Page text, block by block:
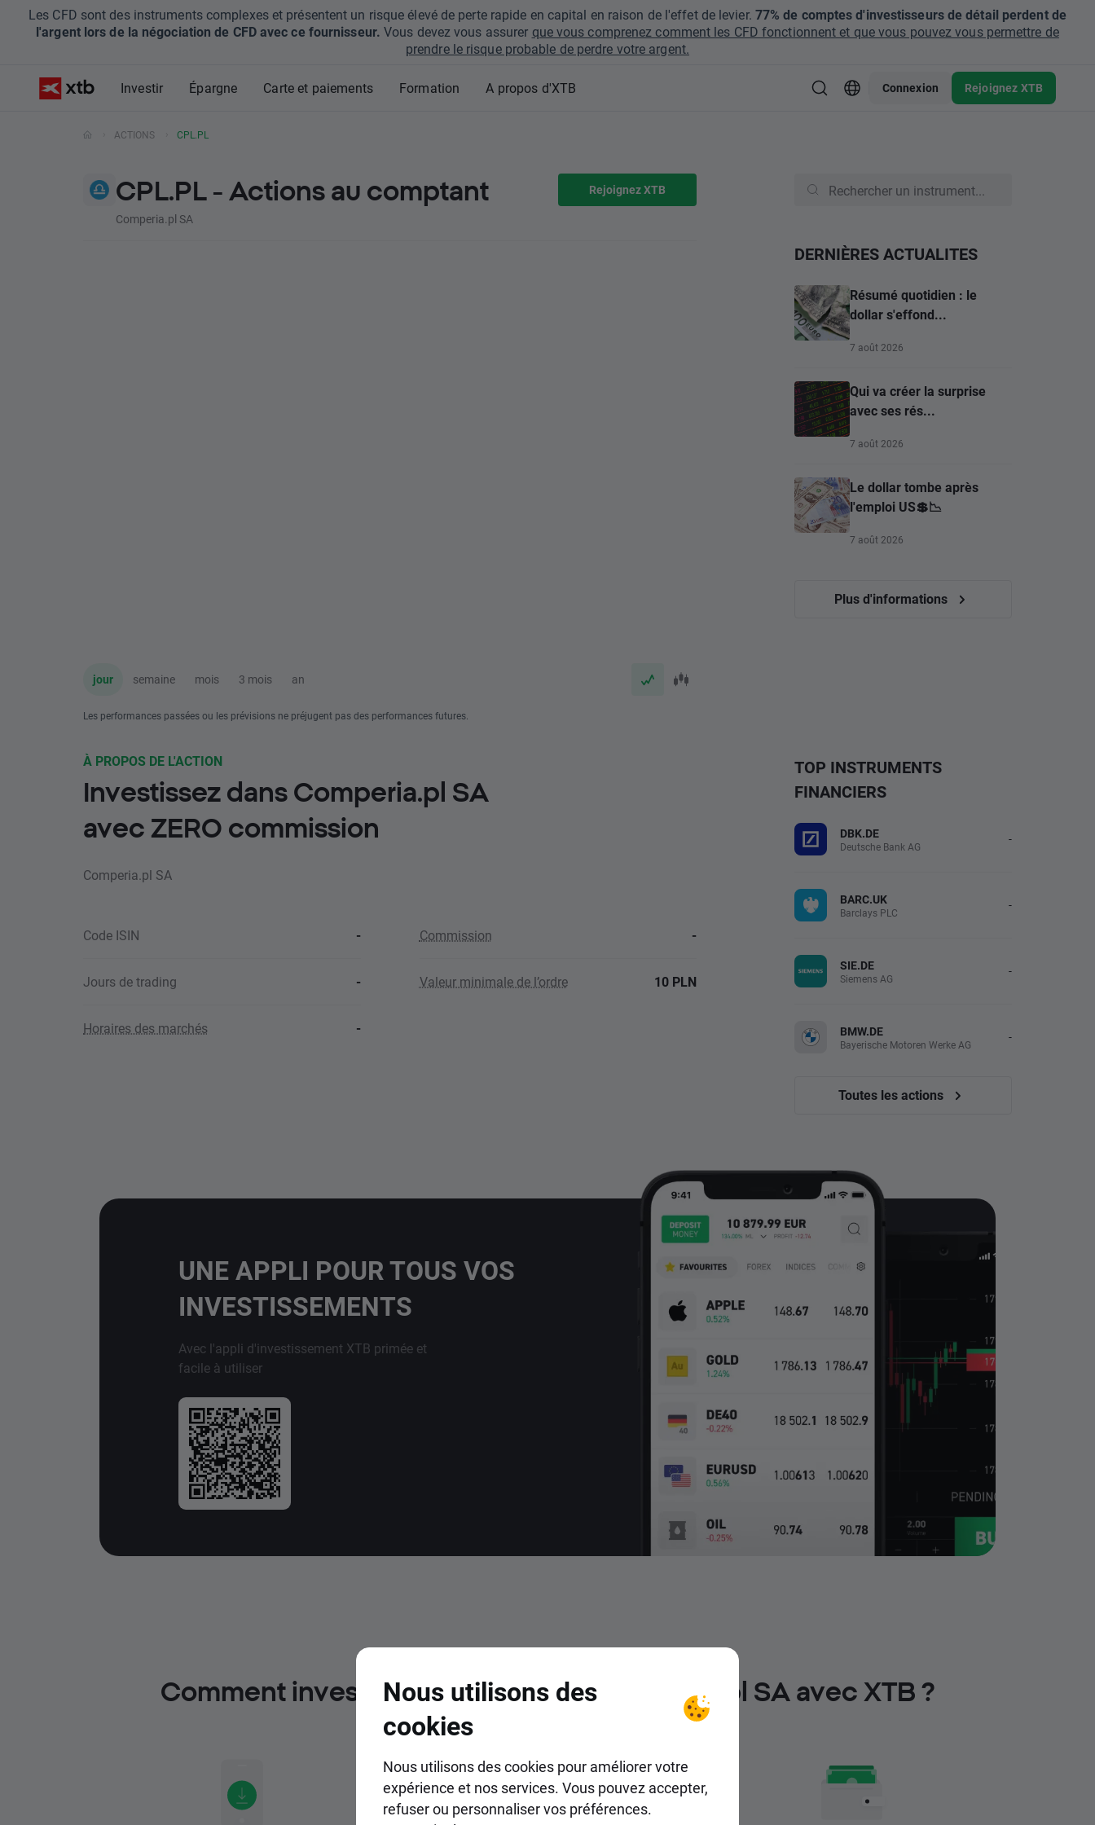
Les CFD sont des instruments complexes et présentent un risque élevé de perte rapide en capital en raison de l'effet de levier. 77% de comptes d'investisseurs de détail perdent de
l'argent lors de la négociation de CFD avec ce fournisseur. Vous devez vous assurer que vous comprenez comment les CFD fonctionnent et que vous pouvez vous permettre de
prendre le risque probable de perdre votre argent.
Investir Épargne Carte et paiements Formation A propos d'XTB Connexion Rejoignez XTB
ACTIONS CPL.PL
CPL.PL - Actions au comptant
Comperia.pl SA
Rejoignez XTB
jour semaine mois 3 mois an
Les performances passées ou les prévisions ne préjugent pas des performances futures.
DERNIÈRES ACTUALITES
Résumé quotidien : le
dollar s'effond...
7 août 2026
Qui va créer la surprise
avec ses rés...
7 août 2026
Le dollar tombe après
l'emploi US💲📉
7 août 2026
Plus d'informations
À PROPOS DE L'ACTION
Investissez dans Comperia.pl SA
avec ZERO commission
Comperia.pl SA
Code ISIN - Commission -
Jours de trading - Valeur minimale de l’ordre 10 PLN
Horaires des marchés -
TOP INSTRUMENTS
FINANCIERS
DBK.DE
Deutsche Bank AG -
BARC.UK
Barclays PLC -
SIE.DE
Siemens AG -
BMW.DE
Bayerische Motoren Werke AG -
Toutes les actions
UNE APPLI POUR TOUS VOS
INVESTISSEMENTS
Avec l'appli d'investissement XTB primée et
facile à utiliser
Comment investir dans les actions Comperia.pl SA avec XTB ?
Nous utilisons des
cookies
Nous utilisons des cookies pour améliorer votre
expérience et nos services. Vous pouvez accepter,
refuser ou personnaliser vos préférences.